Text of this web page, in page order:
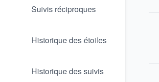
Suivis réciproques
Historique des étoiles
Historique des suivis